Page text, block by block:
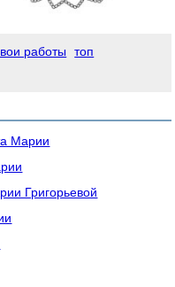
работы
топ
Марии
Григорьевой